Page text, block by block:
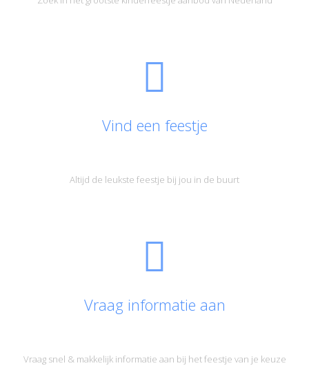
Vind een feestje
Altijd de leukste feestje bij jou in de buurt
Vraag informatie aan
Vraag snel & makkelijk informatie aan bij het feestje van je keuze